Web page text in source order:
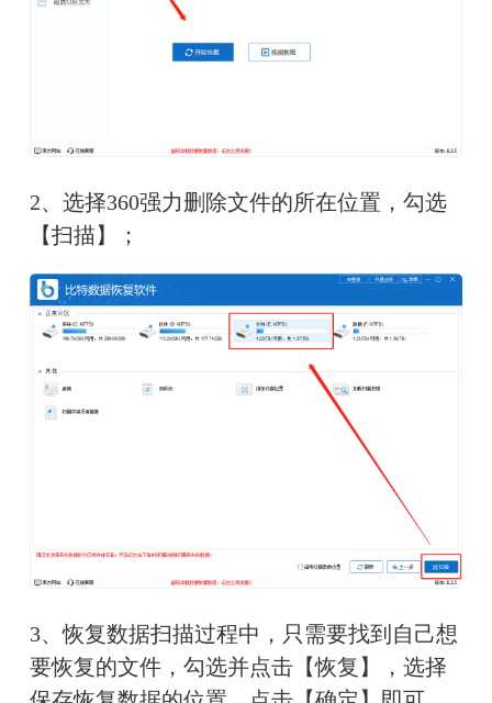
2、选择360强力删除文件的所在位置，勾选
【扫描】；
3、恢复数据扫描过程中，只需要找到自己想
要恢复的文件，勾选并点击【恢复】，选择